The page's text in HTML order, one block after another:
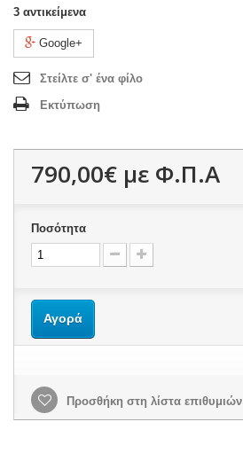
3 αντικείμενα
Google+
Στείλτε σ' ένα φίλο
Εκτύπωση
790,00€ με Φ.Π.Α
Ποσότητα
Αγορά
Προσθήκη στη λίστα επιθυμιών